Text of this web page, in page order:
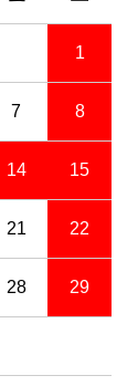
1
7 8
14 15
21 22
28 29